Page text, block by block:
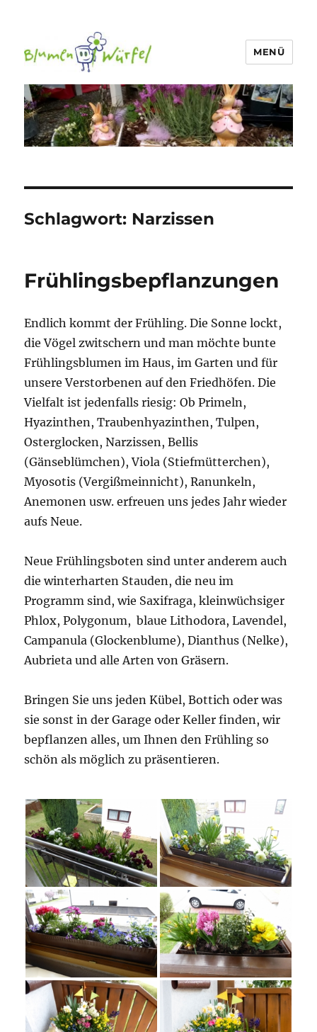
Blumen-Würfel
MENÜ
Schlagwort: Narzissen
Frühlingsbepflanzungen
Endlich kommt der Frühling. Die Sonne lockt,
die Vögel zwitschern und man möchte bunte
Frühlingsblumen im Haus, im Garten und für
unsere Verstorbenen auf den Friedhöfen. Die
Vielfalt ist jedenfalls riesig: Ob Primeln,
Hyazinthen, Traubenhyazinthen, Tulpen,
Osterglocken, Narzissen, Bellis
(Gänseblümchen), Viola (Stiefmütterchen),
Myosotis (Vergißmeinnicht), Ranunkeln,
Anemonen usw. erfreuen uns jedes Jahr wieder
aufs Neue.
Neue Frühlingsboten sind unter anderem auch
die winterharten Stauden, die neu im
Programm sind, wie Saxifraga, kleinwüchsiger
Phlox, Polygonum, blaue Lithodora, Lavendel,
Campanula (Glockenblume), Dianthus (Nelke),
Aubrieta und alle Arten von Gräsern.
Bringen Sie uns jeden Kübel, Bottich oder was
sie sonst in der Garage oder Keller finden, wir
bepflanzen alles, um Ihnen den Frühling so
schön als möglich zu präsentieren.